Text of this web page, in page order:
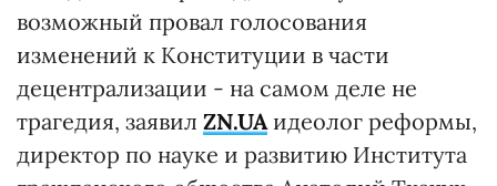
возможный провал голосования
изменений к Конституции в части
децентрализации - на самом деле не
трагедия, заявил ZN.UAидеолог реформы,
директор по науке и развитию Института